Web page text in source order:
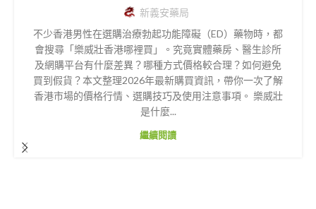
新義安藥局
不少香港男性在選購治療勃起功能障礙（ED）藥物時，都
會搜尋「樂威壯香港哪裡買」。究竟實體藥房、醫生診所
及網購平台有什麼差異？哪種方式價格較合理？如何避免
買到假貨？本文整理2026年最新購買資訊，帶你一次了解
香港市場的價格行情、選購技巧及使用注意事項。 樂威壯
是什麼...
繼續閱讀